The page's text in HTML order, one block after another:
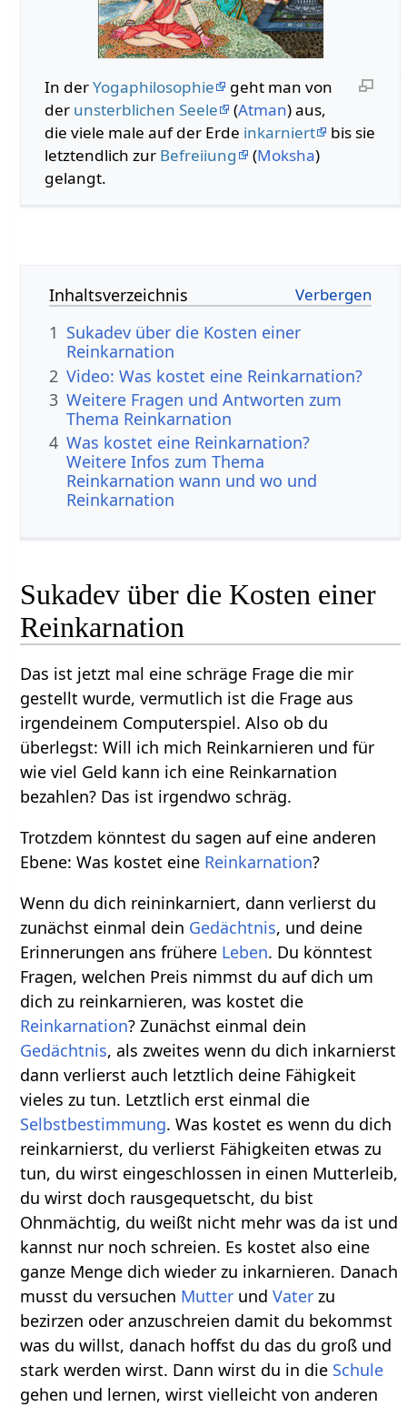
In derYogaphilosophie
geht man von
der unsterblichen Seele (Atman) aus,
die viele male auf der Erde inkarniert
bis sie
letztendlich zur Befreiiung (Moksha)
gelangt.
Inhaltsverzeichnis
1 Sukadev über die Kosten einer
Reinkarnation
2 Video: Was kostet eine Reinkarnation?
3 Weitere Fragen und Antworten zum
Thema Reinkarnation
4 Was kostet eine Reinkarnation?
Weitere Infos zum Thema
Reinkarnation wann und wo und
Reinkarnation
Sukadev über die Kosten einer
Reinkarnation
Das ist jetzt mal eine schräge Frage die mir
gestellt wurde, vermutlich ist die Frage aus
irgendeinem Computerspiel. Also ob du
überlegst: Will ich mich Reinkarnieren und für
wie viel Geld kann ich eine Reinkarnation
bezahlen? Das ist irgendwo schräg.
Trotzdem könntest du sagen auf eine anderen
Ebene: Was kostet eine Reinkarnation?
Wenn du dich reininkarniert, dann verlierst du
zunächst einmal dein Gedächtnis, und deine
Erinnerungen ans frühere Leben. Du könntest
Fragen, welchen Preis nimmst du auf dich um
dich zu reinkarnieren, was kostet die
Reinkarnation? Zunächst einmal dein
Gedächtnis, als zweites wenn du dich inkarnierst
dann verlierst auch letztlich deine Fähigkeit
vieles zu tun. Letztlich erst einmal die
Selbstbestimmung. Was kostet es wenn du dich
reinkarnierst, du verlierst Fähigkeiten etwas zu
tun, du wirst eingeschlossen in einen Mutterleib,
du wirst doch rausgequetscht, du bist
Ohnmächtig, du weißt nicht mehr was da ist und
kannst nur noch schreien. Es kostet also eine
ganze Menge dich wieder zu inkarnieren. Danach
musst du versuchen Mutter undVater zu
bezirzen oder anzuschreien damit du bekommst
was du willst, danach hoffst du das du groß und
stark werden wirst. Dann wirst du in die Schule
gehen und lernen, wirst vielleicht von anderen